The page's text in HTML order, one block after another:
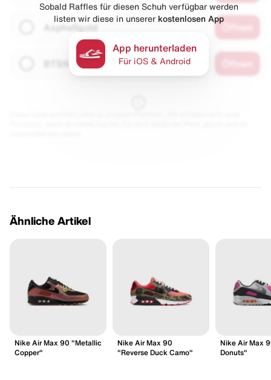
Asphaltgold
Sobald Raffles für diesen Schuh verfügbar werden
listen wir diese in unserer kostenlosen App
App herunterladen
Für iOS & Android
Ähnliche Artikel
Nike Air Max 90 "Metallic
Copper"
Nike Air Max 90
"Reverse Duck Camo"
Nike Air Max
Donuts"